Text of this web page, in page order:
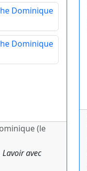
(le
avec